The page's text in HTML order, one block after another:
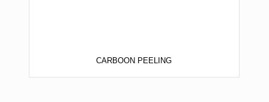
CARBOON PEELING